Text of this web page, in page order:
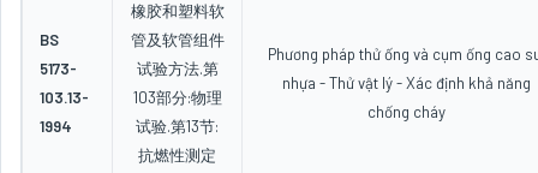
BS
5173-
103.13-
1994
橡胶和塑料软
管及软管组件
试验方法.第
103部分:物理
试验.第13节:
抗燃性测定
Phương pháp thử ống và cụm ống cao
nhựa - Thử vật lý - Xác định khả năng
chống cháy